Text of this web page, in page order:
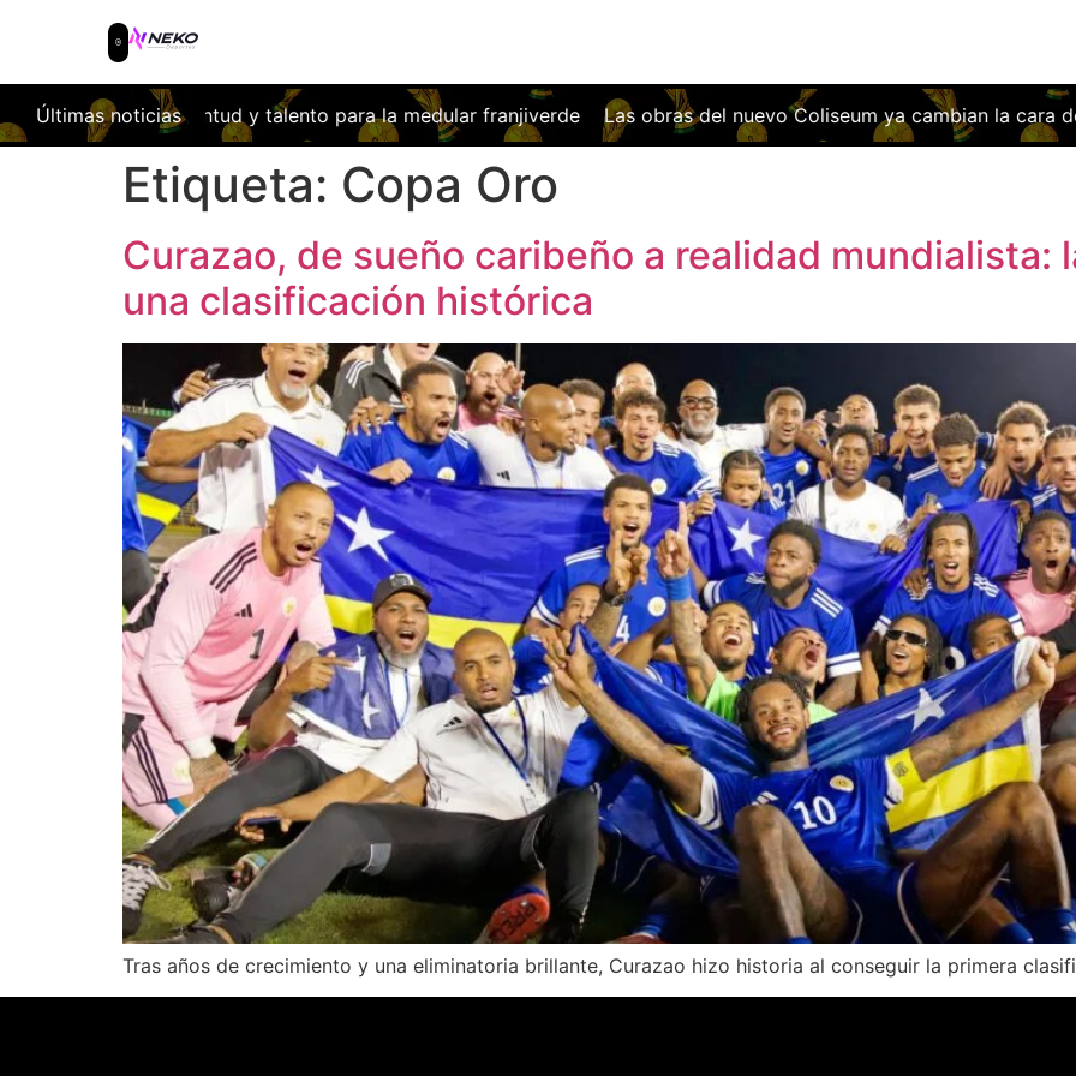
Últimas noticias
Juventud y talento para la medular franjiverde Las obras del nuevo Coliseum ya cambian la cara del
Etiqueta: Copa Oro
Curazao, de sueño caribeño a realidad mundialista:
una clasificación histórica
Tras años de crecimiento y una eliminatoria brillante, Curazao hizo historia al conseguir la primera